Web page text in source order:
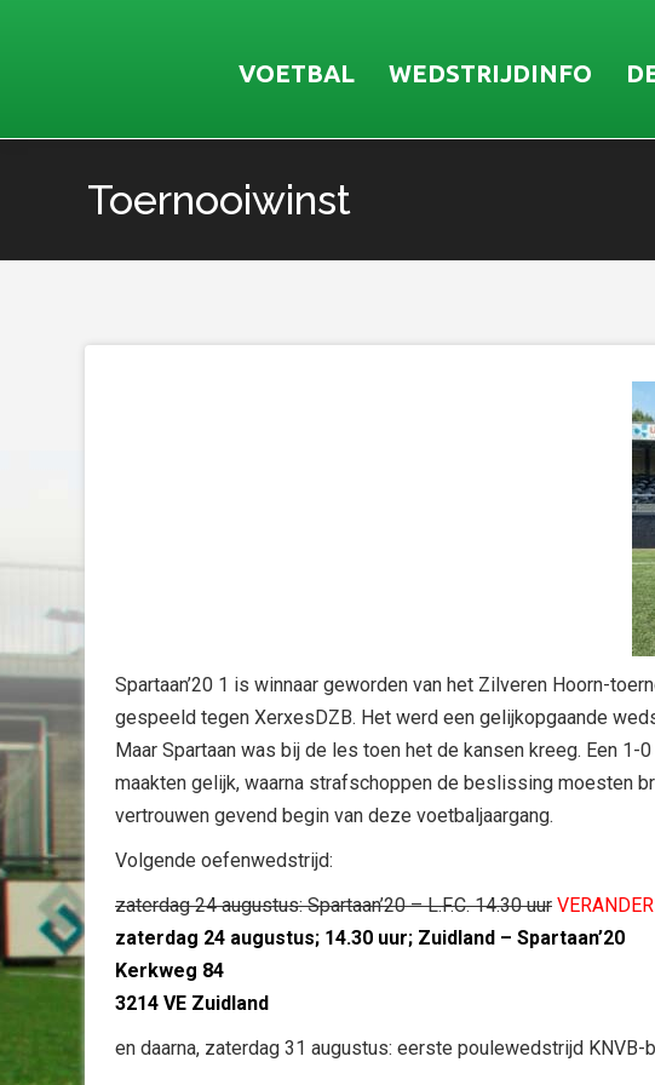
VOETBAL WEDSTRIJDINFO
Toernooiwinst
Je bent hier:
Spartaan’20 1 is winnaar geworden van het Zilveren Hoorn-
gespeeld tegen XerxesDZB. Het werd een gelijkopgaande
Maar Spartaan was bij de les toen het de kansen kreeg. Een
maakten gelijk, waarna strafschoppen de beslissing moesten
vertrouwen gevend begin van deze voetbaljaargang.
Volgende oefenwedstrijd:
zaterdag 24 augustus: Spartaan’20 – L.F.C. 14.30 uur
zaterdag 24 augustus; 14.30 uur; Zuidland – Spartaan’20
Kerkweg 84
3214 VE Zuidland
en daarna, zaterdag 31 augustus: eerste poulewedstrijd KNVB-